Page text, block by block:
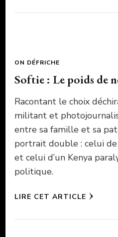
ON DÉFRICHE
Softie : Le poids de
Racontant le choix
militant et
entre sa famille et sa
portrait double : celui
et celui d’un Kenya
politique.
LIRE CET ARTICLE